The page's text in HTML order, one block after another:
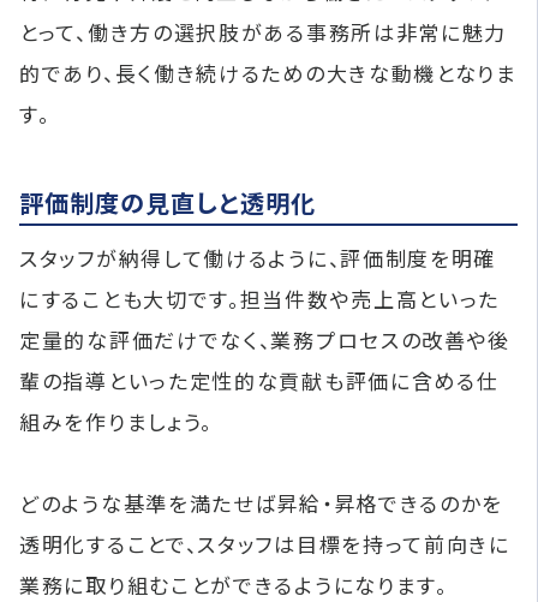
とって、働き方の選択肢がある事務所は非常に魅力
的であり、長く働き続けるための大きな動機となりま
す。
評価制度の見直しと透明化
スタッフが納得して働けるように、評価制度を明確
にすることも大切です。担当件数や売上高といった
定量的な評価だけでなく、業務プロセスの改善や後
輩の指導といった定性的な貢献も評価に含める仕
組みを作りましょう。
どのような基準を満たせば昇給・昇格できるのかを
透明化することで、スタッフは目標を持って前向きに
業務に取り組むことができるようになります。